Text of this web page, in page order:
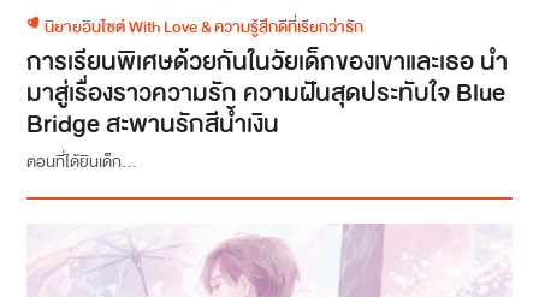
นิยายอินไซต์ With Love & ความรู้สึกดีที่เรียกว่ารัก
การเรียนพิเศษด้วยกันในวัยเด็กของเขาและเธอ นำ
มาสู่เรื่องราวความรัก ความฝันสุดประทับใจ Blue
Bridge สะพานรักสีน้ำเงิน
ตอนที่ได้ยินเด็ก...